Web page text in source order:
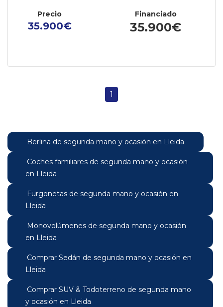
Precio
35.900€
Financiado
35.900€
1
Berlina de segunda mano y ocasión en Lleida
Coches familiares de segunda mano y ocasión
en Lleida
Furgonetas de segunda mano y ocasión en
Lleida
Monovolúmenes de segunda mano y ocasión
en Lleida
Comprar Sedán de segunda mano y ocasión en
Lleida
Comprar SUV & Todoterreno de segunda mano
y ocasión en Lleida